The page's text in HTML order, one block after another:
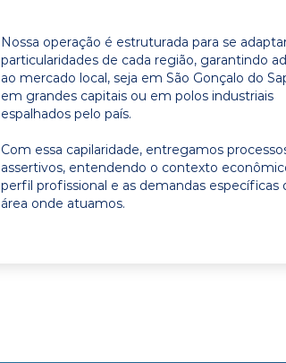
Nossa operação é estruturada para se
particularidades de cada região, garantindo
ao mercado local, seja em São Gonçalo do
em grandes capitais ou em polos industriais
espalhados pelo país.
Com essa capilaridade, entregamos
assertivos, entendendo o contexto
perfil profissional e as demandas específicas
área onde atuamos.